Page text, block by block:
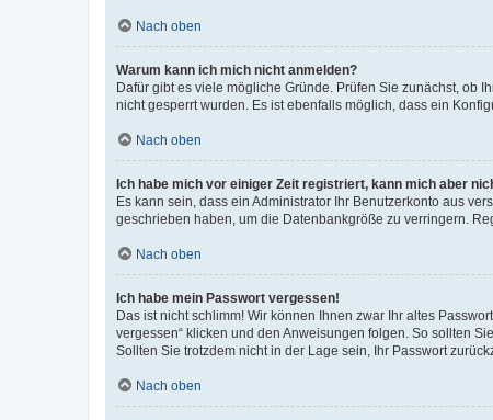
Nach oben
Warum kann ich mich nicht anmelden?
Dafür gibt es viele mögliche Gründe. Prüfen Sie zunächst, ob
nicht gesperrt wurden. Es ist ebenfalls möglich, dass ein
Nach oben
Ich habe mich vor einiger Zeit registriert, kann mich aber
Es kann sein, dass ein Administrator Ihr Benutzerkonto aus
geschrieben haben, um die Datenbankgröße zu verringern.
Nach oben
Ich habe mein Passwort vergessen!
Das ist nicht schlimm! Wir können Ihnen zwar Ihr altes
vergessen“ klicken und den Anweisungen folgen. So sollten
Sollten Sie trotzdem nicht in der Lage sein, Ihr Passwort
Nach oben